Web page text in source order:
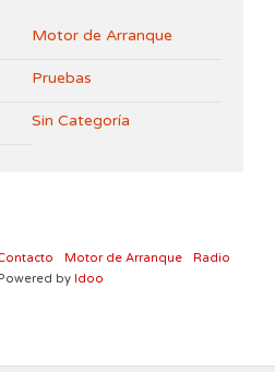
Motor de Arranque
Pruebas
Sin Categoría
Motor de Arranque
Radio
by Idoo